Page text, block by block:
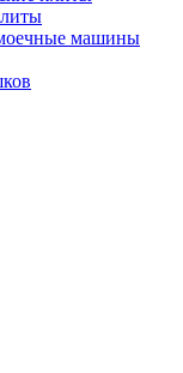
машины